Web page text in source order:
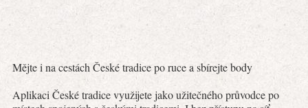
Mějte i na cestách České tradice po ruce a sbírejte body
Aplikaci České tradice využijete jako užitečného průvodce po